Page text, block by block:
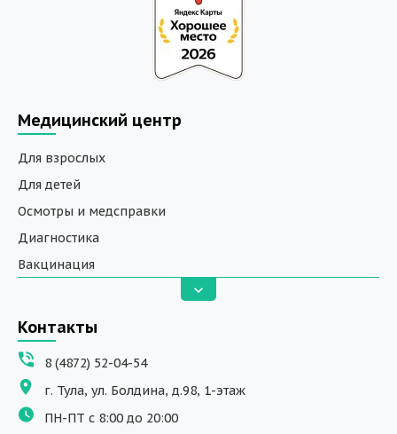
Медицинский центр
Для взрослых
Для детей
Осмотры и медсправки
Диагностика
Вакцинация
Вызов на дом
ДНК исследования
Программы обучения
Физиотерапия
ДМС
Контакты
8 (4872) 52-04-54
г. Тула, ул. Болдина, д.98, 1-этаж
ПН-ПТ с 8:00 до 20:00